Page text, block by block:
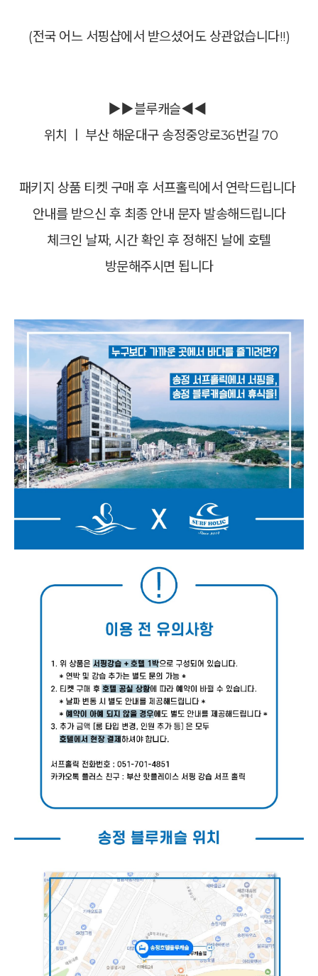
(전국 어느 서핑샵에서 받으셨어도 상관없습니다!!)
▶▶블루캐슬◀◀
위치 ㅣ 부산 해운대구 송정중앙로36번길 70
패키지 상품 티켓 구매 후 서프홀릭에서 연락드립니다
안내를 받으신 후 최종 안내 문자 발송해드립니다
체크인 날짜, 시간 확인 후 정해진 날에 호텔
방문해주시면 됩니다